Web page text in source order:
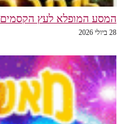
המסע המופלא לעץ הקסמים
28 ביולי 2026